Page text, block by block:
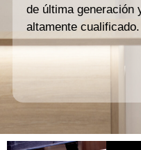
de última generación
altamente cualificado.